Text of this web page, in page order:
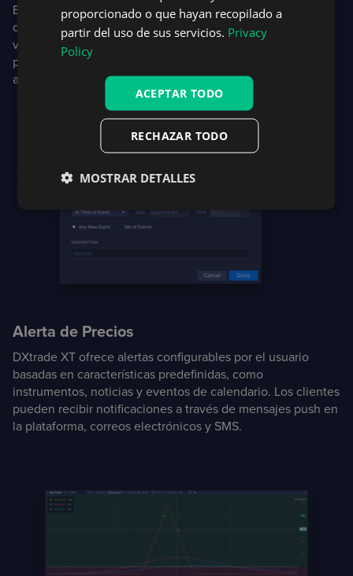
El widget de cadena de opciones enumera todas las
opciones sobre un instrumento subyacente y permite la
visualización y filtrado por estrategia. Este widget ofrece la
posibilidad de crear posiciones simuladas o planificadas y
analizarlas en la herramienta de Perfil de Riesgo.
Alerta de Precios
DXtrade XT ofrece alertas configurables por el usuario
basadas en características predefinidas, como
instrumentos, noticias y eventos de calendario. Los clientes
pueden recibir notificaciones a través de mensajes push en
la plataforma, correos electrónicos y SMS.
proporcionado o que hayan recopilado a
partir del uso de sus servicios. Privacy
Policy
ACEPTAR TODO
RECHAZAR TODO
MOSTRAR DETALLES